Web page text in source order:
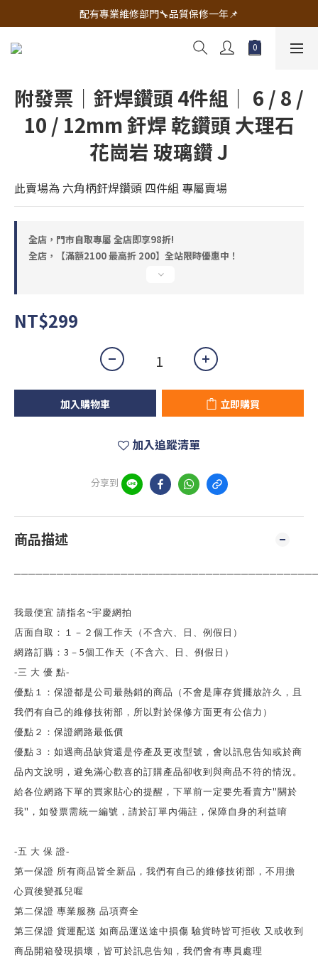
🔧電動工具&五金唯一首選 宇慶五金網拍🔧
配有專業維修部門🔧品質保修一年📌
🔧電動工具&五金唯一首選 宇慶五金網拍🔧
附發票｜釬焊鑽頭 4件組｜ 6 / 8 /
10 / 12mm 釬焊 乾鑽頭 大理石
花崗岩 玻璃鑽 J
此賣場為 六角柄釬焊鑽頭 四件組 專屬賣場
全店，門市自取專屬 全店即享98折!
全店，【滿額2100 最高折 200】全站限時優惠中！
NT$299
加入購物車 立即購買
加入追蹤清單
分享到
商品描述
我最便宜 請指名 ~宇慶網拍
店面自取：１－２個工作天（不含六、日、例假日）
網路訂購： 3 － 5個工作天（不含六、日、例假日）
-三 大 優 點-
優點１：保證都是公司最熱銷的商品（不會是庫存貨擺放許久，且
我們有自己的維修技術部，所以對於保修方面更有公信力）
優點２：保證網路最低價
優點３：如遇商品缺貨還是停產及更改型號，會以訊息告知或於商
品內文說明，避免滿心歡喜的訂購產品卻收到與商品不符的情況。
給各位網路下單的買家貼心的提醒，下單前一定要先看賣方" 關於
我" ，如發票需統一編號，請於訂單內備註，保障自身的利益唷
-五 大 保 證-
第一保證 所有商品皆全新品，我們有自己的維修技術部，不用擔
心買後變孤兒喔
第二保證 專業服務 品項齊全
第三保證 貨運配送 如商品運送途中損傷 驗貨時皆可拒收 又或收到
商品開箱發現損壞，皆可於訊息告知，我們會有專員處理